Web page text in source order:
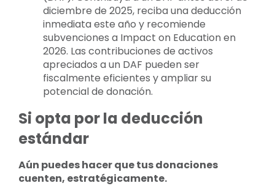
diciembre de 2025, reciba una deducción
inmediata este año y recomiende
subvenciones a Impact on Education en
2026. Las contribuciones de activos
apreciados a un DAF pueden ser
fiscalmente eficientes y ampliar su
potencial de donación.
Si opta por la deducción
estándar
Aún puedes hacer que tus donaciones
cuenten, estratégicamente.